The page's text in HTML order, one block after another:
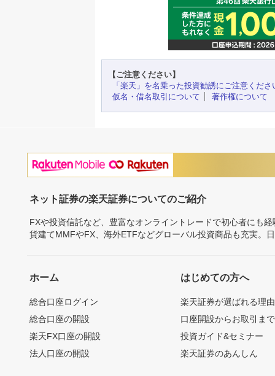
【ご注意ください】
「楽天」を名乗った投資勧誘にご注意くださ
仮名・借名取引について
著作権について
ネット証券の楽天証券についてのご紹介
FXや投資信託など、豊富なオンライントレードで初心者にも
貨建てMMFやFX、海外ETFなどグローバル投資商品も充実。
ホーム
総合口座ログイン
総合口座の開設
楽天FX口座の開設
法人口座の開設
はじめての方へ
楽天証券が選ばれる理由
口座開設からお取引ま
投資ガイド&セミナー
楽天証券のあんしん